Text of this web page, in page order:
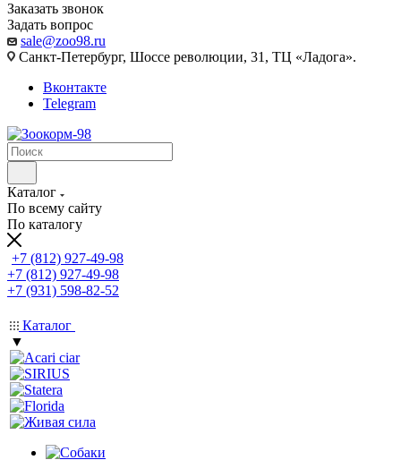
Заказать звонок
Задать вопрос
sale@zoo98.ru
Санкт-Петербург, Шоссе революции, 31, ТЦ «Ладога».
Вконтакте
Telegram
Каталог
По всему сайту
По каталогу
+7 (812) 927-49-98
+7 (812) 927-49-98
+7 (931) 598-82-52
Каталог
▼